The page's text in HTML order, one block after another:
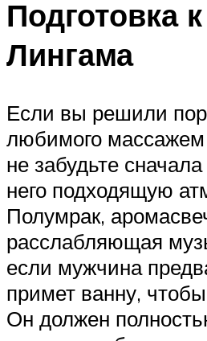
Подготовка
Лингама
Если вы решили
любимого
не забудьте
него подходящую
Полумрак,
расслабляющая
если мужчина
примет ванну,
Он должен